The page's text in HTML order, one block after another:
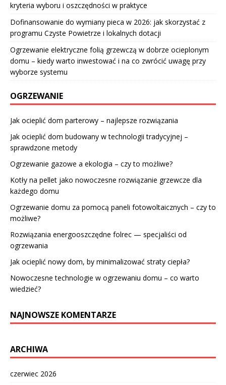
kryteria wyboru i oszczędności w praktyce
Dofinansowanie do wymiany pieca w 2026: jak skorzystać z
programu Czyste Powietrze i lokalnych dotacji
Ogrzewanie elektryczne folią grzewczą w dobrze ocieplonym
domu – kiedy warto inwestować i na co zwrócić uwagę przy
wyborze systemu
OGRZEWANIE
Jak ocieplić dom parterowy – najlepsze rozwiązania
Jak ocieplić dom budowany w technologii tradycyjnej –
sprawdzone metody
Ogrzewanie gazowe a ekologia – czy to możliwe?
Kotły na pellet jako nowoczesne rozwiązanie grzewcze dla
każdego domu
Ogrzewanie domu za pomocą paneli fotowoltaicznych – czy to
możliwe?
Rozwiązania energooszczędne folrec — specjaliści od
ogrzewania
Jak ocieplić nowy dom, by minimalizować straty ciepła?
Nowoczesne technologie w ogrzewaniu domu – co warto
wiedzieć?
NAJNOWSZE KOMENTARZE
ARCHIWA
czerwiec 2026